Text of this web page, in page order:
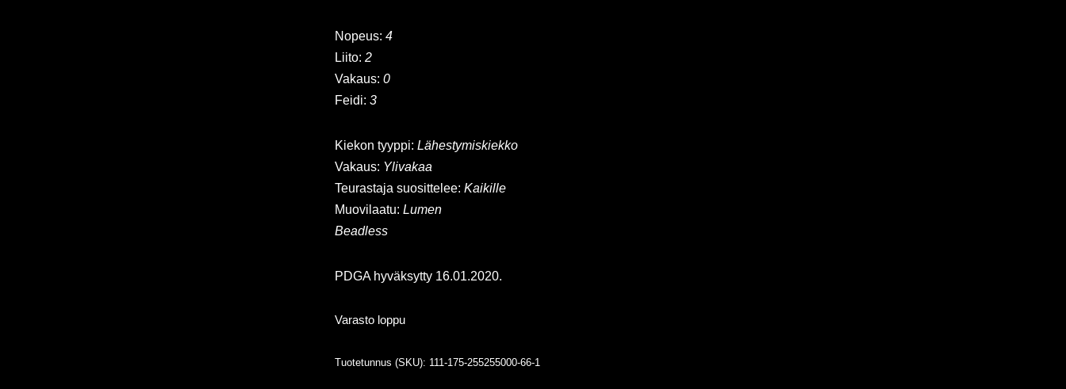
Nopeus: 4
Liito: 2
Vakaus: 0
Feidi: 3
Kiekon tyyppi: Lähestymiskiekko
Vakaus: Ylivakaa
Teurastaja suosittelee: Kaikille
Muovilaatu: Lumen
Beadless
PDGA hyväksytty 16.01.2020.
Varasto loppu
Tuotetunnus (SKU): 111-175-255255000-66-1